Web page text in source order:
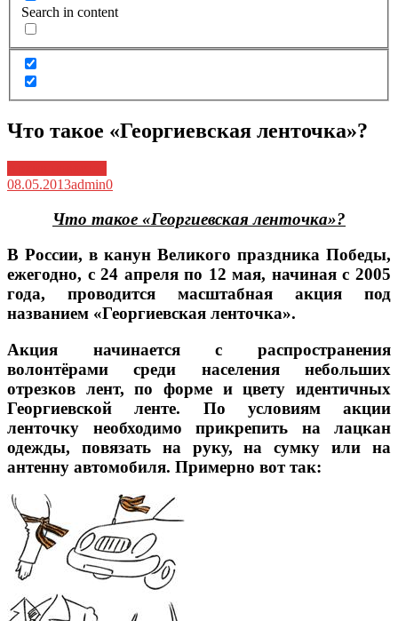
Search in content
Что такое «Георгиевская ленточка»?
08.05.2013admin0
Что такое «Георгиевская ленточка»?
В России, в канун Великого праздника Победы,
ежегодно, с 24 апреля по 12 мая, начиная с 2005
года, проводится масштабная акция под
названием «Георгиевская ленточка».
Акция начинается с распространения
волонтёрами среди населения небольших
отрезков лент, по форме и цвету идентичных
Георгиевской ленте. По условиям акции
ленточку необходимо прикрепить на лацкан
одежды, повязать на руку, на сумку или на
антенну автомобиля. Примерно вот так: